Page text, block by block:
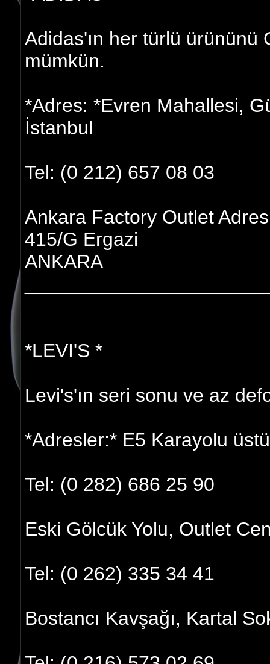
Adidas'ın her türlü ürününü
mümkün.
*Adres: *Evren Mahallesi,
İstanbul
Tel: (0 212) 657 08 03
Ankara Factory Outlet
415/G Ergazi
ANKARA
*LEVI'S *
Levi's'ın seri sonu ve az
*Adresler:* E5 Karayolu
Tel: (0 282) 686 25 90
Eski Gölcük Yolu, Outlet
Tel: (0 262) 335 34 41
Bostancı Kavşağı, Kartal